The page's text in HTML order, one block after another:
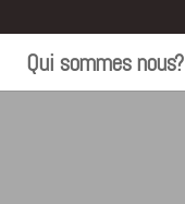
Qui sommes nous?